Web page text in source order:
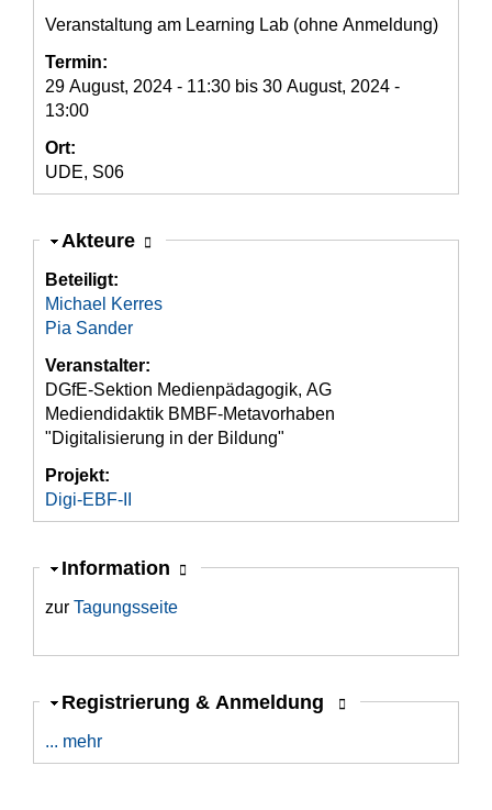
Veranstaltung am Learning Lab (ohne Anmeldung)
Termin:
29 August, 2024 - 11:30 bis 30 August, 2024 -
13:00
Ort:
UDE, S06
Ausblenden
Akteure
Beteiligt:
Michael Kerres
Pia Sander
Veranstalter:
DGfE-Sektion Medienpädagogik, AG
Mediendidaktik BMBF-Metavorhaben
"Digitalisierung in der Bildung"
Projekt:
Digi-EBF-II
Ausblenden
Information
zur Tagungsseite
Ausblenden
Registrierung & Anmeldung
... mehr